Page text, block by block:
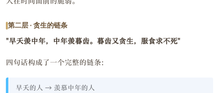
第二层 · 贪生的链条
"早夭羡中年，中年羡暮齿。暮齿又贪生，服食求不死"
四句话构成了一个完整的链条：
早夭的人 → 羡慕中年的人